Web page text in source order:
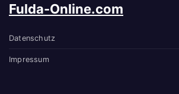
Fulda-Online.com
Datenschutz
Impressum